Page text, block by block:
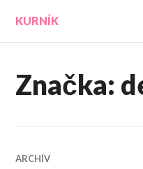
obsah
KURNÍK
Značka:
ARCHÍV